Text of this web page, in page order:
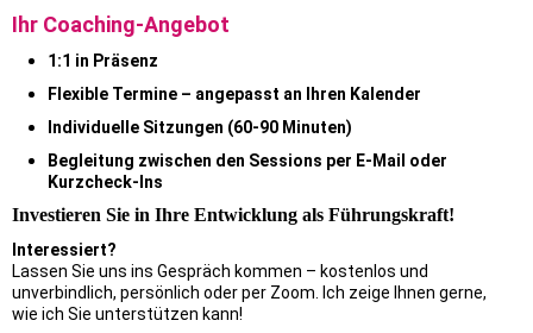
Ihr Coaching-Angebot
1:1 in Präsenz
Flexible Termine – angepasst an Ihren Kalender
Individuelle Sitzungen (60-90 Minuten)
Begleitung zwischen den Sessions per E-Mail oder
Kurzcheck-Ins
Investieren Sie in Ihre Entwicklung als Führungskraft!
Interessiert?
Lassen Sie uns ins Gespräch kommen – kostenlos und
unverbindlich, persönlich oder per Zoom. Ich zeige Ihnen gerne,
wie ich Sie unterstützen kann!